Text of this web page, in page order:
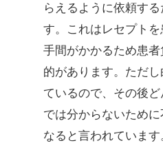
らえるように依頼す
す。これはレセプトを
手間がかかるため患
的があります。ただ
ているので、その後
では分からないため
なると言われています